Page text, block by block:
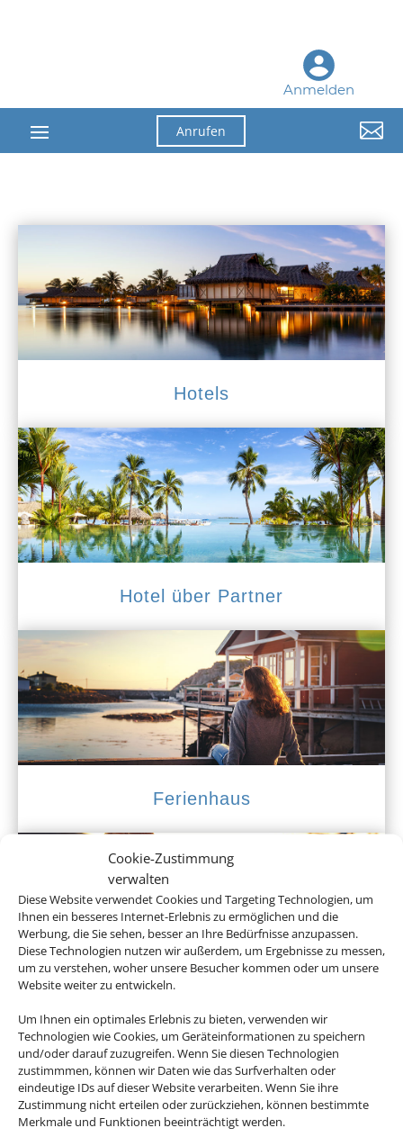
Cookie-Zustimmung
verwalten
Diese Website verwendet Cookies und Targeting Technologien, um
Ihnen ein besseres Internet-Erlebnis zu ermöglichen und die
Werbung, die Sie sehen, besser an Ihre Bedürfnisse anzupassen.
Diese Technologien nutzen wir außerdem, um Ergebnisse zu messen,
um zu verstehen, woher unsere Besucher kommen oder um unsere
Website weiter zu entwickeln.
Um Ihnen ein optimales Erlebnis zu bieten, verwenden wir
Technologien wie Cookies, um Geräteinformationen zu speichern
und/oder darauf zuzugreifen. Wenn Sie diesen Technologien
zustimmmen, können wir Daten wie das Surfverhalten oder
eindeutige IDs auf dieser Website verarbeiten. Wenn Sie ihre
Zustimmung nicht erteilen oder zurückziehen, können bestimmte
Merkmale und Funktionen beeinträchtigt werden.
Anmelden
Anrufen 
Hotels
Hotel über Partner
Ferienhaus
Empfehlungen für Ihre Reise
Sinnvolle Extras, die oft dazu gebucht werden.